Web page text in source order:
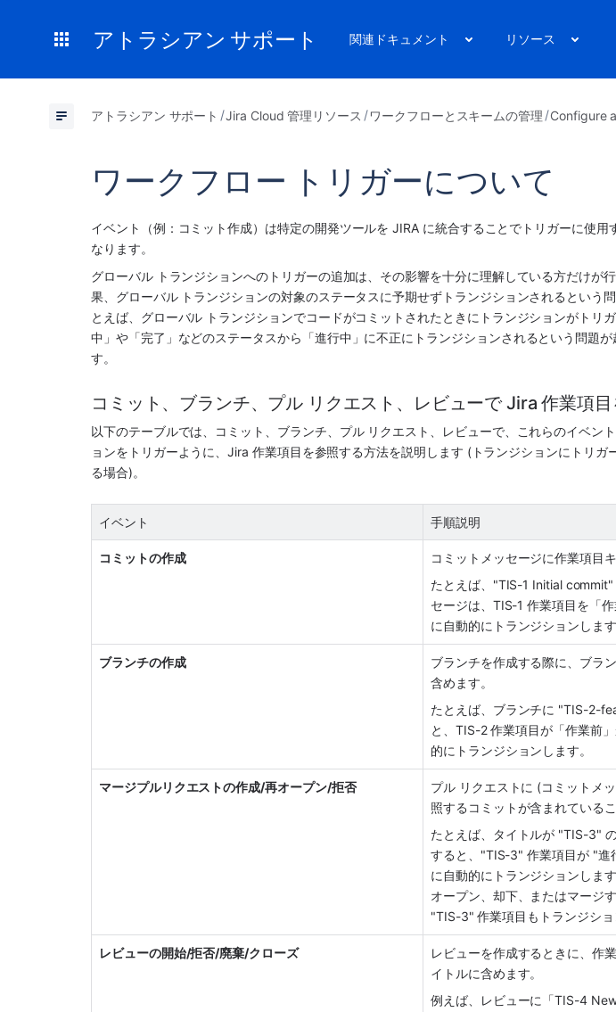
アトラシアン サポート 関連ドキュメント リソース
アトラシアン サポート Jira Cloud 管理リソース ワークフローとスキームの管理 Configure
ワークフロー トリガーについて
イベント（例：コミット作成）は特定の開発ツールを JIRA に統合することでトリガーに使用
なります。
グローバル トランジションへのトリガーの追加は、その影響を十分に理解している方だけが
果、グローバル トランジションの対象のステータスに予期せずトランジションされるという
とえば、グローバル トランジションでコードがコミットされたときにトランジションがトリ
中」や「完了」などのステータスから「進行中」に不正にトランジションされるという問題が
コミット、ブランチ、プル リクエスト、レビューで Jira 作業項
以下のテーブルでは、コミット、ブランチ、プル リクエスト、レビューで、これらのイベン
ョンをトリガーように、Jira 作業項目を参照する方法を説明します (トランジションにトリガ
る場合)。
イベント 手順説明
コミットの作成
コミットメッセージに作業項目
たとえば、"TIS-1 Initial commit"
セージは、TIS-1 作業項目を「作
に自動的にトランジションします
ブランチの作成
ブランチを作成する際に、ブラ
含めます。
たとえば、ブランチに "TIS-2-
と、TIS-2 作業項目が「作業前
的にトランジションします。
マージプルリクエストの作成/再オープン/拒否
プル リクエストに (コミットメ
照するコミットが含まれている
たとえば、タイトルが "TIS-3"
すると、"TIS-3" 作業項目が "進
に自動的にトランジションしま
オープン、却下、またはマージ
"TIS-3" 作業項目もトランジショ
レビューの開始/拒否/廃棄/クローズ
レビューを作成するときに、作
イトルに含めます。
例えば、レビューに「TIS-4